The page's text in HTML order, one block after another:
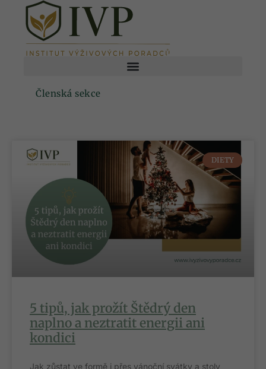
Členská sekce
DIETY
5 tipů, jak prožít Štědrý den
naplno a neztratit energii ani
kondici
Jak zůstat ve formě i přes vánoční svátky a stoly